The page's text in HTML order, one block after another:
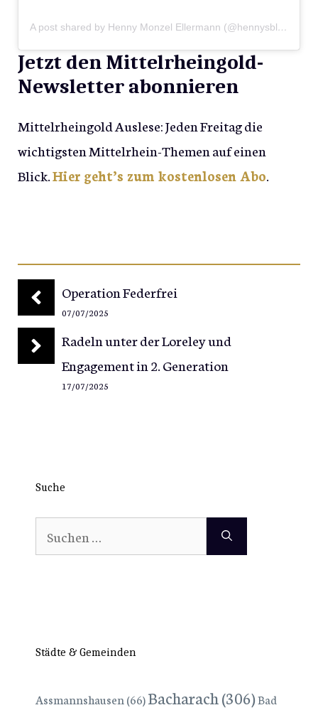
A post shared by Henny Monzel Ellermann (@hennysblickwinkel)
Jetzt den Mittelrheingold-
Newsletter abonnieren
Mittelrheingold Auslese: Jeden Freitag die
wichtigsten Mittelrhein-Themen auf einen
Blick.Hier geht’s zum kostenlosen Abo.
Operation Federfrei
07/07/2025
Radeln unter der Loreley und
Engagement in 2. Generation
17/07/2025
Suche
Suchen
nach:
Städte & Gemeinden
Assmannshausen (66)Bacharach(306)Bad